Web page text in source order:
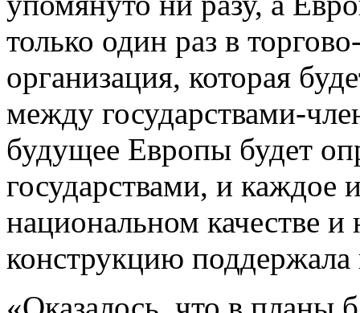
только один раз в
организация, которая
между государствами-
будущее Европы будет
государствами, и каждое
национальном качестве
конструкцию поддержала